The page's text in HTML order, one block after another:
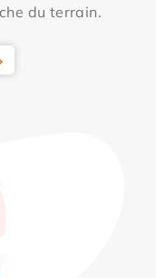
du terrain.